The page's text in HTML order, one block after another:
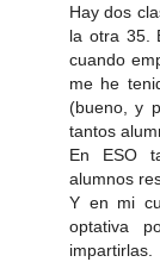
Hay dos
la otra 35.
cuando
me he
(bueno, y
tantos
En ESO
alumnos
Y en mi
optativa
impartirlas.